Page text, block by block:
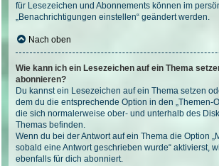
für Lesezeichen und Abonnements können im
„Benachrichtigungen einstellen“ geändert werden.
Nach oben
Wie kann ich ein Lesezeichen auf ein Thema
abonnieren?
Du kannst ein Lesezeichen auf ein Thema setzen
dem du die entsprechende Option in den „Themen-
die sich normalerweise ober- und unterhalb des
Themas befinden.
Wenn du bei der Antwort auf ein Thema die Option
sobald eine Antwort geschrieben wurde“ aktivierst,
ebenfalls für dich abonniert.